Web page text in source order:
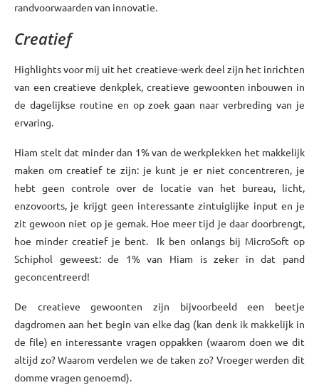
randvoorwaarden van innovatie.
Creatief
Highlights voor mij uit het creatieve-werk deel zijn het inrichten
van een creatieve denkplek, creatieve gewoonten inbouwen in
de dagelijkse routine en op zoek gaan naar verbreding van je
ervaring.
Hiam stelt dat minder dan 1% van de werkplekken het makkelijk
maken om creatief te zijn: je kunt je er niet concentreren, je
hebt geen controle over de locatie van het bureau, licht,
enzovoorts, je krijgt geen interessante zintuiglijke input en je
zit gewoon niet op je gemak. Hoe meer tijd je daar doorbrengt,
hoe minder creatief je bent. Ik ben onlangs bij MicroSoft op
Schiphol geweest: de 1% van Hiam is zeker in dat pand
geconcentreerd!
De creatieve gewoonten zijn bijvoorbeeld een beetje
dagdromen aan het begin van elke dag (kan denk ik makkelijk in
de file) en interessante vragen oppakken (waarom doen we dit
altijd zo? Waarom verdelen we de taken zo? Vroeger werden dit
domme vragen genoemd).